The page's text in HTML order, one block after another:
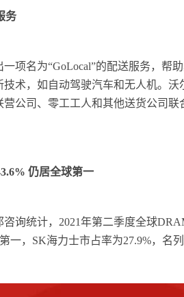
务
项名为“GoLocal”的配送服务，帮
术，如自动驾驶汽车和无人机。
公司、零工工人和其他送货公司
仍居全球第一
询统计，2021年第二季度全球
一，SK海力士市占率为27.9%，名